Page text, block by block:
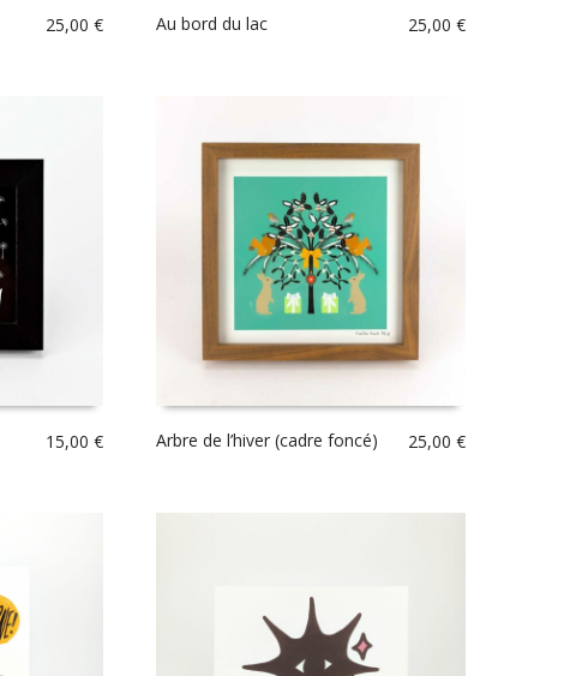
25,00 € Au bord du lac 25,00€
15,00 € Arbre de l’hiver (cadre foncé) 25,00€